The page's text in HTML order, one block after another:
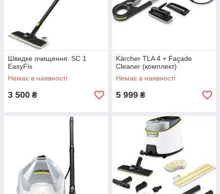
Швидке очищення: SC 1
EasyFix
Немає в наявності
3 500 ₴
Kärcher TLA 4 + Façade
Cleaner (комплект)
Немає в наявності
5 999 ₴